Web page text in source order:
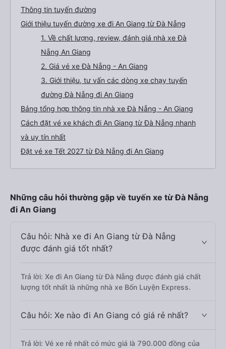
Thông tin tuyến đường
Giới thiệu tuyến đường xe đi An Giang từ Đà Nẵng
1. Về chất lượng, review, đánh giá nhà xe Đà
Nẵng An Giang
2. Giá vé xe Đà Nẵng - An Giang
3. Giới thiệu, tư vấn các dòng xe chạy tuyến
đường Đà Nẵng đi An Giang
Bảng tổng hợp thông tin nhà xe Đà Nẵng - An Giang
Cách đặt vé xe khách đi An Giang từ Đà Nẵng nhanh
và uy tín nhất
Đặt vé xe Tết 2027 từ Đà Nẵng đi An Giang
Những câu hỏi thường gặp về tuyến xe từ Đà Nẵng
đi An Giang
Câu hỏi: Nhà xe đi An Giang từ Đà Nẵng
được đánh giá tốt nhất?
Trả lời: Xe đi An Giang từ Đà Nẵng được đánh giá chất
lượng tốt nhất là những nhà xe Bốn Luyện Express.
Câu hỏi: Xe nào đi An Giang có giá rẻ nhất?
Trả lời: Vé xe rẻ nhất có mức giá là 790.000 đồng của